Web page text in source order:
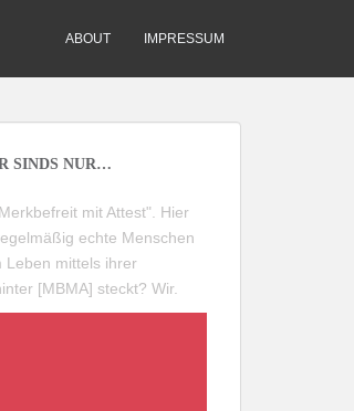
ABOUT IMPRESSUM
SINDS NUR…
mit Attest". Hier
echte Menschen
Leben mittels ihrer
[MBMA] steckt? Wir.